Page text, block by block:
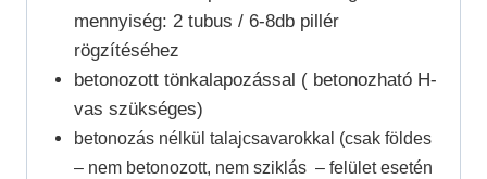
mennyiség: 2 tubus / 6-8db pillér
rögzítéséhez
betonozott tönkalapozással ( betonozható H-
vas szükséges)
betonozás nélkül talajcsavarokkal (csak földes
– nem betonozott, nem sziklás – felület esetén